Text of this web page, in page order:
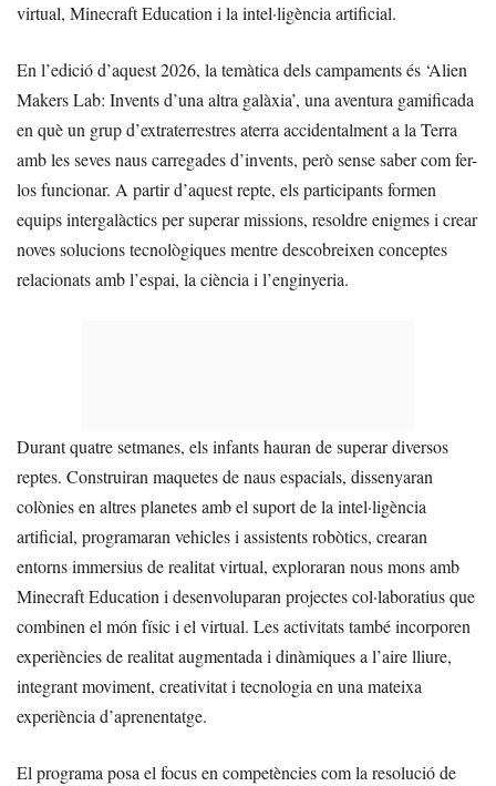
virtual, Minecraft Education i la intel·ligència artificial.
En l’edició d’aquest 2026, la temàtica dels campaments és ‘Alien
Makers Lab: Invents d’una altra galàxia’, una aventura gamificada
en què un grup d’extraterrestres aterra accidentalment a la Terra
amb les seves naus carregades d’invents, però sense saber com fer-
los funcionar. A partir d’aquest repte, els participants formen
equips intergalàctics per superar missions, resoldre enigmes i crear
noves solucions tecnològiques mentre descobreixen conceptes
relacionats amb l’espai, la ciència i l’enginyeria.
Durant quatre setmanes, els infants hauran de superar diversos
reptes. Construiran maquetes de naus espacials, dissenyaran
colònies en altres planetes amb el suport de la intel·ligència
artificial, programaran vehicles i assistents robòtics, crearan
entorns immersius de realitat virtual, exploraran nous mons amb
Minecraft Education i desenvoluparan projectes col·laboratius que
combinen el món físic i el virtual. Les activitats també incorporen
experiències de realitat augmentada i dinàmiques a l’aire lliure,
integrant moviment, creativitat i tecnologia en una mateixa
experiència d’aprenentatge.
El programa posa el focus en competències com la resolució de